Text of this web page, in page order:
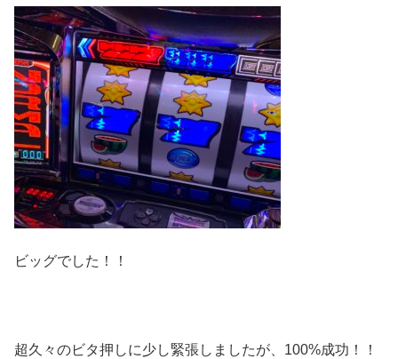
ビッグでした！！
超久々のビタ押しに少し緊張しましたが、100%成功！！